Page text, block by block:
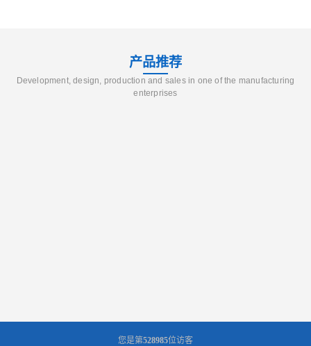
产品推荐
Development, design, production and sales in one of the manufacturing
enterprises
您是第528985位访客